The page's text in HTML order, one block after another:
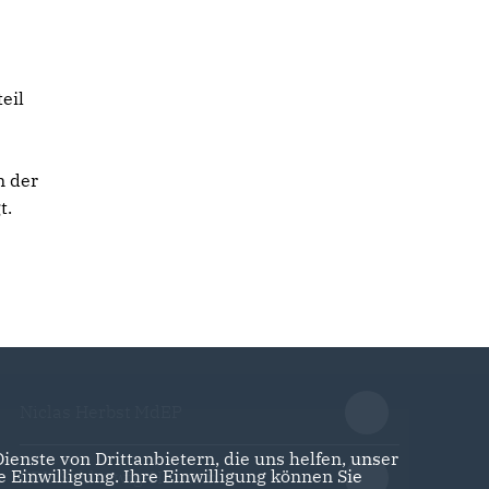
der
CDU Schleswig-Holstein
von Drittanbietern, die uns helfen, unser
Einwilligung. Ihre Einwilligung können Sie